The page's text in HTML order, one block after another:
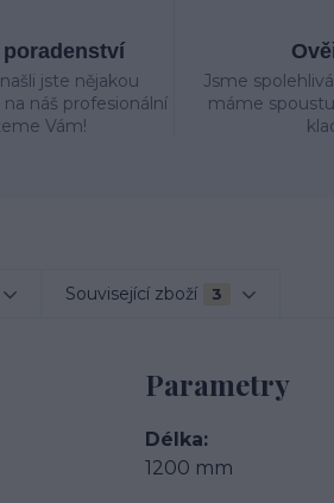
jste nějakou
náš profesionální
Vám!
Jsme
máme
Související zboží 3
Parametry
Délka
1200 mm